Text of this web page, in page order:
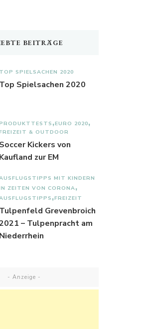
BEITRÄGE
TOP SPIELSACHEN 2020
Top Spielsachen 2020
EURO 2020
& OUTDOOR
Soccer Kickers von
Kaufland zur EM
MIT KINDERN
ZEITEN VON CORONA
FREIZEIT
Tulpenfeld Grevenbroich
– Tulpenpracht am
Niederrhein
- Anzeige -